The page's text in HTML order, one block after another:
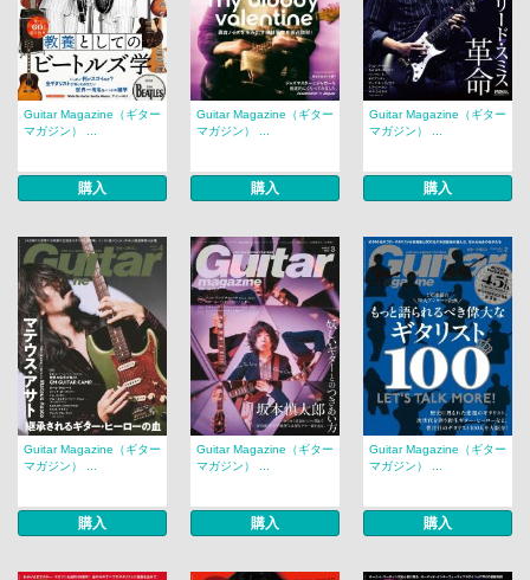
Guitar Magazine（ギター
マガジン） ...
購入
Guitar Magazine（ギター
マガジン） ...
購入
Guitar Magazine（ギター
マガジン） ...
購入
Guitar Magazine（ギター
マガジン） ...
購入
Guitar Magazine（ギター
マガジン） ...
購入
Guitar Magazine（ギター
マガジン） ...
購入